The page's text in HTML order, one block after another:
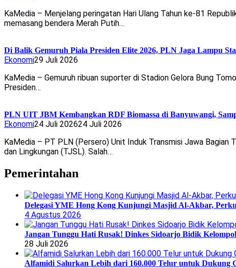
KaMedia – Menjelang peringatan Hari Ulang Tahun ke-81
memasang bendera Merah Putih…
Di Balik Gemuruh Piala Presiden Elite 2026, PLN Jaga Lampu
Ekonomi29 Juli 2026
KaMedia – Gemuruh ribuan suporter di Stadion Gelora Bung
Presiden…
PLN UIT JBM Kembangkan RDF Biomassa di Banyuwangi,
Ekonomi24 Juli 202624 Juli 2026
KaMedia – PT PLN (Persero) Unit Induk Transmisi Jawa Bagian
dan Lingkungan (TJSL). Salah…
Pemerintahan
Delegasi YME Hong Kong Kunjungi Masjid Al-Akbar,
4 Agustus 2026
Jangan Tunggu Hati Rusak! Dinkes Sidoarjo Bidik
28 Juli 2026
Alfamidi Salurkan Lebih dari 160.000 Telur untuk Dukung